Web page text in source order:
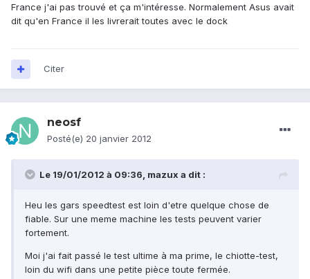
France j'ai pas trouvé et ça m'intéresse. Normalement Asus avait
dit qu'en France il les livrerait toutes avec le dock
Citer
neosf
Posté(e) 20 janvier 2012
Le 19/01/2012 à 09:36, mazux a dit :
Heu les gars speedtest est loin d'etre quelque chose de
fiable. Sur une meme machine les tests peuvent varier
fortement.
Moi j'ai fait passé le test ultime à ma prime, le chiotte-test,
loin du wifi dans une petite pièce toute fermée.